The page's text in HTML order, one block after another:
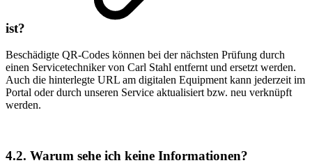
ist?
Beschädigte QR‑Codes können bei der nächsten Prüfung durch
einen Servicetechniker von Carl Stahl entfernt und ersetzt werden.
Auch die hinterlegte URL am digitalen Equipment kann jederzeit im
Portal oder durch unseren Service aktualisiert bzw. neu verknüpft
werden.
4.2. Warum sehe ich keine Informationen?